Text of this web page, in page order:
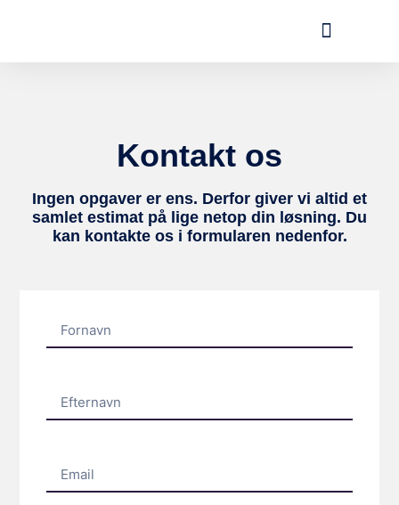
Kontakt os
Ingen opgaver er ens. Derfor giver vi altid et
samlet estimat på lige netop din løsning. Du
kan kontakte os i formularen nedenfor.